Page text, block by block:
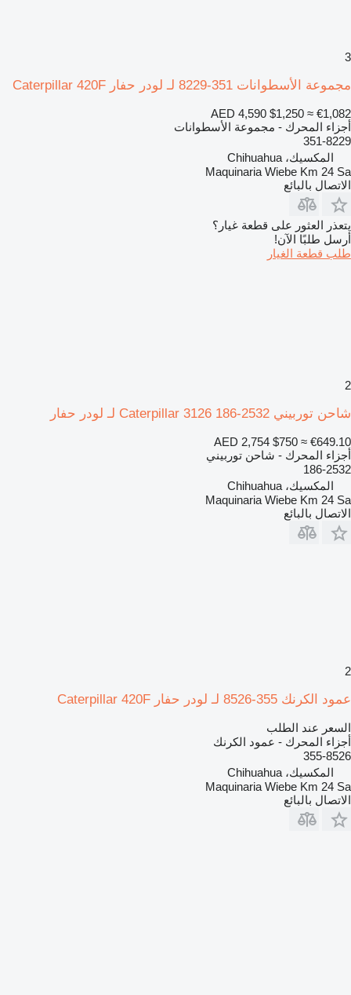
3
مجموعة الأسطوانات 351-8229 لـ لودر حفار Caterpillar 420F
AED 4,590 $1,250 ≈ €1,082
أجزاء المحرك - مجموعة الأسطوانات
351-8229
المكسيك، Chihuahua
Maquinaria Wiebe Km 24 Sa
الاتصال بالبائع
يتعذر العثور على قطعة غيار؟
أرسل طلبًا الآن!
طلب قطعة الغيار
2
شاحن توربيني Caterpillar 3126 186-2532 لـ لودر حفار
AED 2,754 $750 ≈ €649.10
أجزاء المحرك - شاحن توربيني
186-2532
المكسيك، Chihuahua
Maquinaria Wiebe Km 24 Sa
الاتصال بالبائع
2
عمود الكرنك 355-8526 لـ لودر حفار Caterpillar 420F
السعر عند الطلب
أجزاء المحرك - عمود الكرنك
355-8526
المكسيك، Chihuahua
Maquinaria Wiebe Km 24 Sa
الاتصال بالبائع